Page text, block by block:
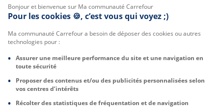
Bonjour et bienvenue sur Ma communauté Carrefour
Pour les cookies 🍪, c’est vous qui voyez ;)
Ma communauté Carrefour a besoin de déposer des cookies ou autres
technologies pour :
Assurer une meilleure performance du site et une navigation en
toute sécurité
Proposer des contenus et/ou des publicités personnalisées selon
vos centres d’intérêts
Récolter des statistiques de fréquentation et de navigation